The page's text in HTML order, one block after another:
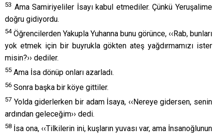
53 Ama Samiriyeliler İsayı kabul etmediler. Çünkü Yeruşalime
doğru gidiyordu.
54Öğrencilerden Yakupla Yuhanna bunu görünce, ‹‹Rab, bunları
yok etmek için bir buyrukla gökten ateş yağdırmamızı ister
misin?›› dediler.
55 Ama İsa dönüp onları azarladı.
56 Sonra başka bir köye gittiler.
57 Yolda giderlerken bir adam İsaya, ‹‹Nereye gidersen, senin
ardından geleceğim›› dedi.
58 İsa ona, ‹‹Tilkilerin ini, kuşların yuvası var, ama İnsanoğlunun